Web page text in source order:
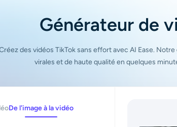
Générateur de
des vidéos TikTok sans effort avec AI Ease.
virales et de haute qualité en quelques
De l'image à la vidéo